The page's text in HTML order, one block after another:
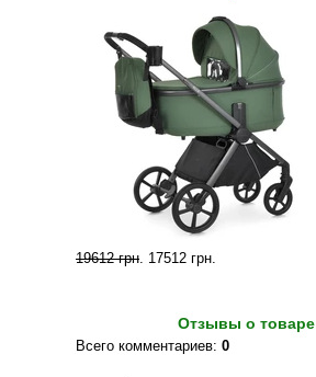
19612 грн. 17512 грн.
Отзывы о товаре
Всего комментариев: 0